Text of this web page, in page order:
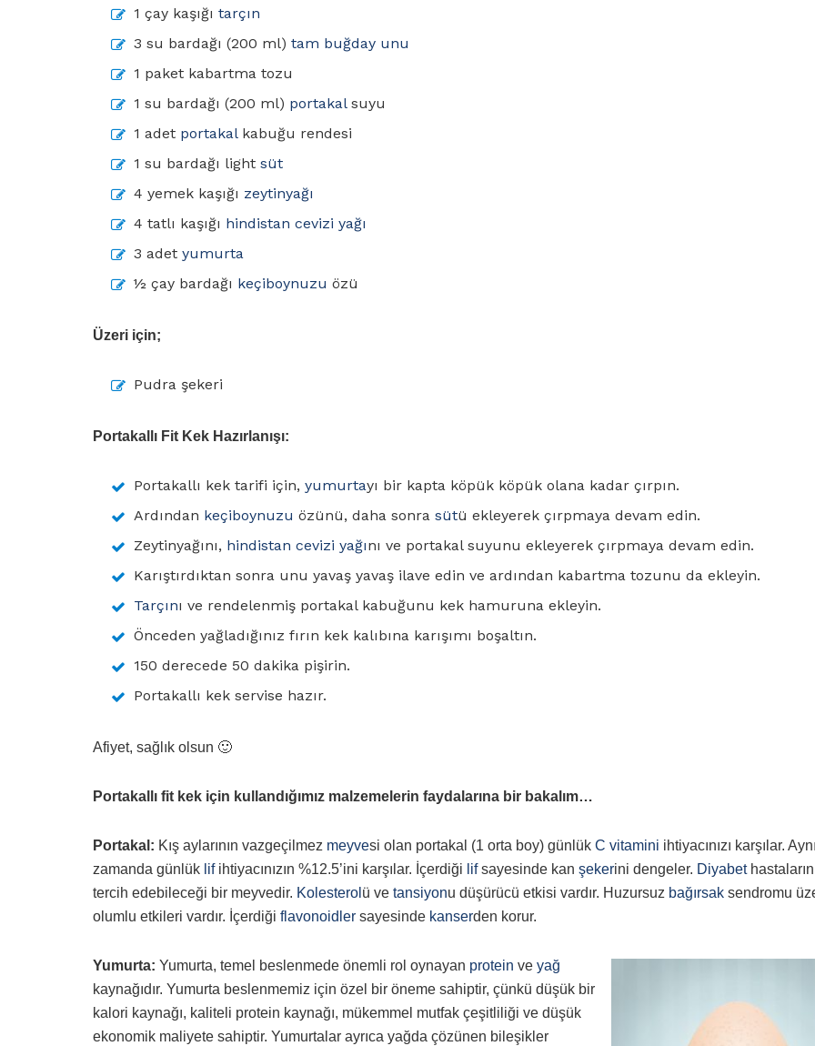
1 çay kaşığı tarçın
3 su bardağı (200 ml) tam buğday unu
1 paket kabartma tozu
1 su bardağı (200 ml) portakalsuyu
1 adet portakalkabuğu rendesi
1 su bardağı light süt
4 yemek kaşığı zeytinyağı
4 tatlı kaşığı hindistan cevizi yağı
3 adet yumurta
½ çay bardağı keçiboynuzu özü
Üzeri için;
Pudra şekeri
Portakallı Fit Kek Hazırlanışı:
Portakallı kek tarifi için, yumurtayı bir kapta köpük köpük olana kadar çırpın.
Ardından keçiboynuzu özünü, daha sonra sütü ekleyerek çırpmaya devam edin.
Zeytinyağını, hindistan cevizi yağını ve portakal suyunu ekleyerek çırpmaya devam edin.
Karıştırdıktan sonra unu yavaş yavaş ilave edin ve ardından kabartma tozunu da ekleyin.
Tarçını ve rendelenmiş portakal kabuğunu kek hamuruna ekleyin.
Önceden yağladığınız fırın kek kalıbına karışımı boşaltın.
150 derecede 50 dakika pişirin.
Portakallı kek servise hazır.
Afiyet, sağlık olsun 🙂
Portakallı fit kek için kullandığımız malzemelerin faydalarına bir bakalım…
Portakal: Kış aylarının vazgeçilmez meyvesi olan portakal (1 orta boy) günlük C vitamini ihtiyacınızı karşılar. Aynı
zamanda günlük lifihtiyacınızın %12.5’ini karşılar. İçerdiği lifsayesinde kan şekerini dengeler. Diyabet
tercih edebileceği bir meyvedir. Kolesterol ü ve tansiyonu düşürücü etkisi vardır. Huzursuz bağırsak sendromu
olumlu etkileri vardır. İçerdiği flavonoidler sayesinde kanserden korur.
Yumurta: Yumurta, temel beslenmede önemli rol oynayan protein ve yağ
kaynağıdır. Yumurta beslenmemiz için özel bir öneme sahiptir, çünkü düşük bir
kalori kaynağı, kaliteli protein kaynağı, mükemmel mutfak çeşitliliği ve düşük
ekonomik maliyete sahiptir. Yumurtalar ayrıca yağda çözünen bileşikler